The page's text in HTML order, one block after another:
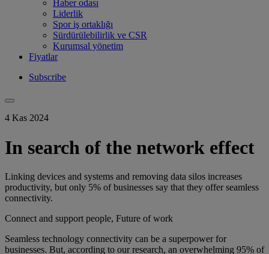
Haber odası
Liderlik
Spor iş ortaklığı
Sürdürülebilirlik ve CSR
Kurumsal yönetim
Fiyatlar
Subscribe
4 Kas 2024
In search of the network effect
Linking devices and systems and removing data silos increases
productivity, but only 5% of businesses say that they offer seamless
connectivity.
Connect and support people, Future of work
Seamless technology connectivity can be a superpower for
businesses. But, according to our research, an overwhelming 95% of